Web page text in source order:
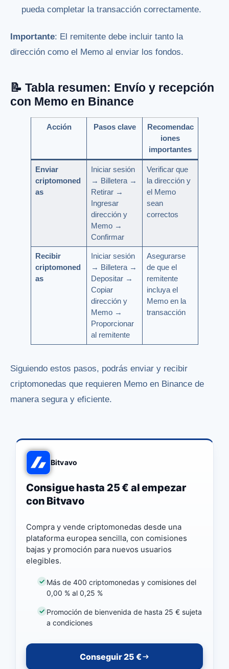
pueda completar la transacción correctamente.
Importante: El remitente debe incluir tanto la
dirección como el Memo al enviar los fondos.
📝 Tabla resumen: Envío y recepción
con Memo en Binance
Acción Pasos clave
Recomendac
iones
importantes
Enviar
criptomoned
as
Iniciar sesión
→ Billetera →
Retirar →
Ingresar
dirección y
Memo →
Confirmar
Verificar que
la dirección y
el Memo
sean
correctos
Recibir
criptomoned
as
Iniciar sesión
→ Billetera →
Depositar →
Copiar
dirección y
Memo →
Proporcionar
al remitente
Asegurarse
de que el
remitente
incluya el
Memo en la
transacción
Siguiendo estos pasos, podrás enviar y recibir
criptomonedas que requieren Memo en Binance de
manera segura y eficiente.
Bitvavo
Consigue hasta 25 € al empezar
con Bitvavo
Compra y vende criptomonedas desde una
plataforma europea sencilla, con comisiones
bajas y promoción para nuevos usuarios
elegibles.
Más de 400 criptomonedas y comisiones del
0,00 % al 0,25 %
Promoción de bienvenida de hasta 25 € sujeta
a condiciones
Conseguir 25 €